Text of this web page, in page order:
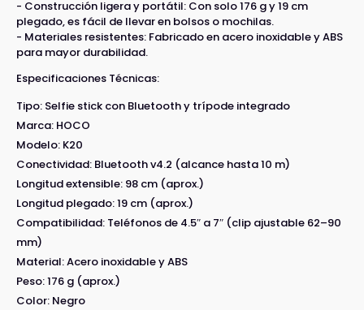
- Construcción ligera y portátil: Con solo 176 g y 19 cm
plegado, es fácil de llevar en bolsos o mochilas.
- Materiales resistentes: Fabricado en acero inoxidable y ABS
para mayor durabilidad.
Especificaciones Técnicas:
Tipo: Selfie stick con Bluetooth y trípode integrado
Marca: HOCO
Modelo: K20
Conectividad: Bluetooth v4.2 (alcance hasta 10 m)
Longitud extensible: 98 cm (aprox.)
Longitud plegado: 19 cm (aprox.)
Compatibilidad: Teléfonos de 4.5″ a 7″ (clip ajustable 62–90
mm)
Material: Acero inoxidable y ABS
Peso: 176 g (aprox.)
Color: Negro